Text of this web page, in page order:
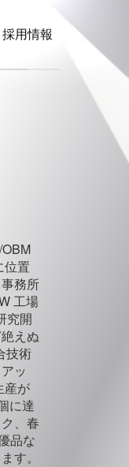
採用情報
位置
務所
工場
究開
えぬ
技術
ッ
産が
に達
、春
品な
す。